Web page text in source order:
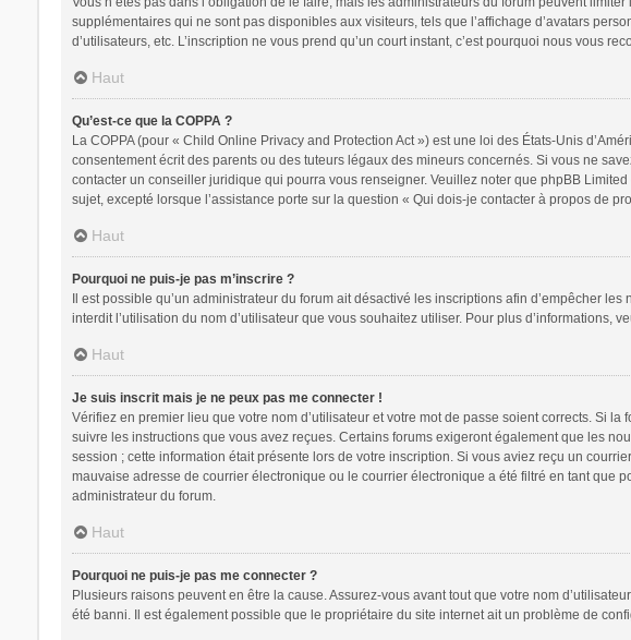
supplémentaires qui ne sont pas disponibles aux visiteurs, tels que l’affichage d’avatars
d’utilisateurs, etc. L’inscription ne vous prend qu’un court instant, c’est pourquoi nous vous
Haut
Qu’est-ce que la COPPA ?
La COPPA (pour « Child Online Privacy and Protection Act ») est une loi des États-Unis
consentement écrit des parents ou des tuteurs légaux des mineurs concernés. Si vous ne
contacter un conseiller juridique qui pourra vous renseigner. Veuillez noter que phpBB
sujet, excepté lorsque l’assistance porte sur la question « Qui dois-je contacter à propos de
Haut
Pourquoi ne puis-je pas m’inscrire ?
Il est possible qu’un administrateur du forum ait désactivé les inscriptions afin d’empêcher
interdit l’utilisation du nom d’utilisateur que vous souhaitez utiliser. Pour plus d’informations,
Haut
Je suis inscrit mais je ne peux pas me connecter !
Vérifiez en premier lieu que votre nom d’utilisateur et votre mot de passe soient corrects. Si
suivre les instructions que vous avez reçues. Certains forums exigeront également que les
session ; cette information était présente lors de votre inscription. Si vous aviez reçu un
mauvaise adresse de courrier électronique ou le courrier électronique a été filtré en tant que
administrateur du forum.
Haut
Pourquoi ne puis-je pas me connecter ?
Plusieurs raisons peuvent en être la cause. Assurez-vous avant tout que votre nom
été banni. Il est également possible que le propriétaire du site internet ait un problème de